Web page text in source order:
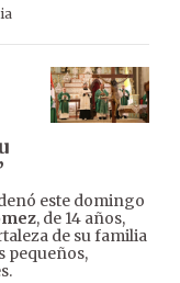
este domingo
, de 14 años,
de su familia
pequeños,